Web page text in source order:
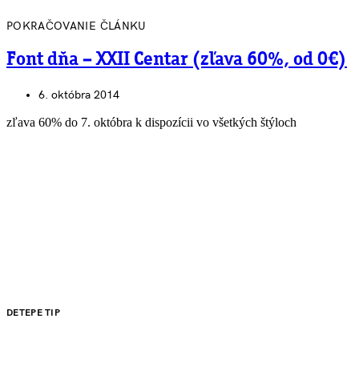
POKRAČOVANIE ČLÁNKU
Font dňa – XXII Centar (zľava 60%, od 0€)
6. októbra 2014
zľava 60% do 7. októbra k dispozícii vo všetkých štýloch
DETEPE TIP